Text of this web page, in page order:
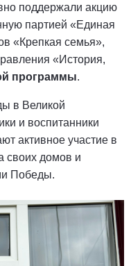
поддержали акцию
партией «Единая
«Крепкая семья»,
«История,
программы.
в Великой
и воспитанники
активное участие в
своих домов и
Победы.